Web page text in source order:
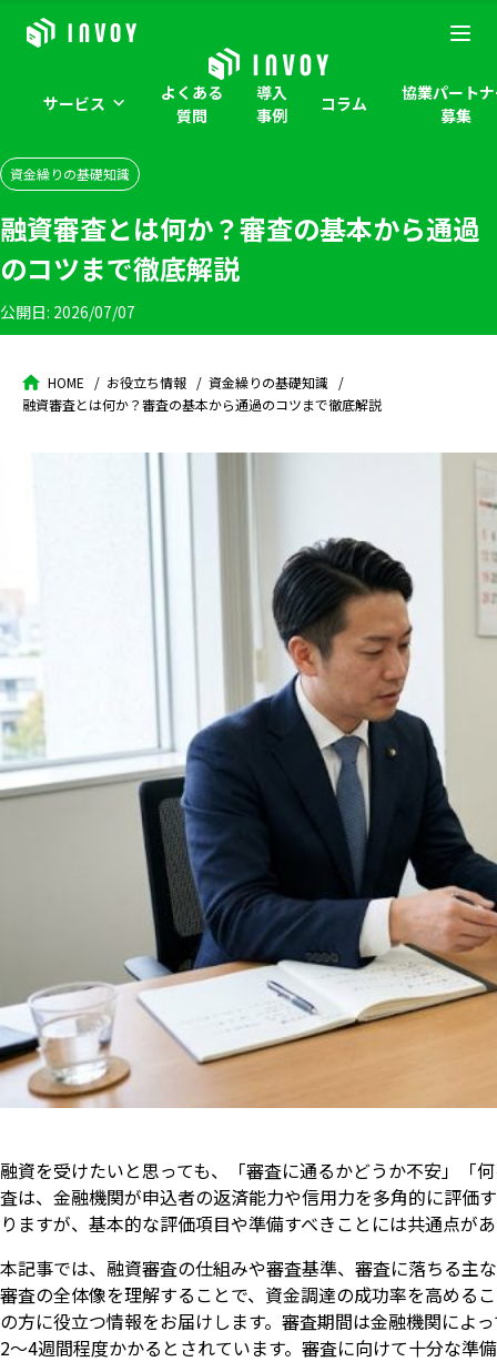
サービス
よくある
質問
導入
事例
コラム
協業パート
募集
資金繰りの基礎知識
融資審査とは何か？審査の基本から通過
のコツまで徹底解説
公開日: 2026/07/07
HOME お役立ち情報
資金繰りの基礎知識
融資審査とは何か？審査の基本から通過のコツまで徹底解説
融資を受けたいと思っても、「審査に通るかどうか不安」「
査は、金融機関が申込者の返済能力や信用力を多角的に評価
りますが、基本的な評価項目や準備すべきことには共通点が
本記事では、融資審査の仕組みや審査基準、審査に落ちる主
審査の全体像を理解することで、資金調達の成功率を高める
の方に役立つ情報をお届けします。審査期間は金融機関によ
2〜4週間程度かかるとされています。審査に向けて十分な準